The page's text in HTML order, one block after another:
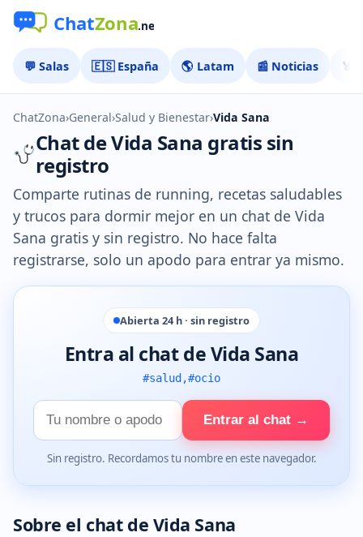
💬 Salas 🇪🇸 España 🌎 Latam 📰 Noticias 🏅
ChatZona›General›Salud y Bienestar›Vida Sana
Chat de Vida Sana gratis sin
registro
Comparte rutinas de running, recetas saludables
y trucos para dormir mejor en un chat de Vida
Sana gratis y sin registro. No hace falta
registrarse, solo un apodo para entrar ya mismo.
Abierta 24 h · sin registro
Entra al chat de Vida Sana
#salud,#ocio
Tu
nombre
Entrar al chat →
Sin registro. Recordamos tu nombre en este navegador.
Sobre el chat de Vida Sana